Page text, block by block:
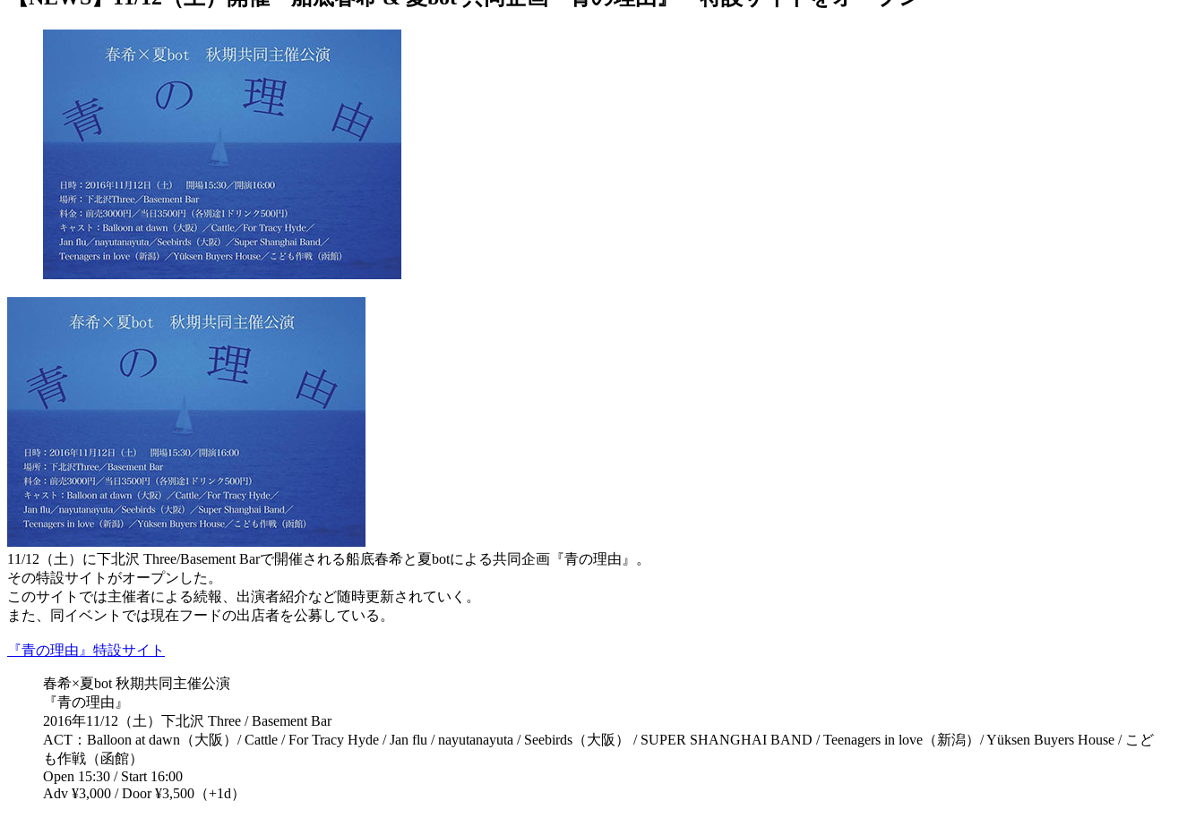
11/12（土）に下北沢 Three/Basement Barで開催される船底春希と夏botによる共同企画『青の理由』。
その特設サイトがオープンした。
このサイトでは主催者による続報、出演者紹介など随時更新されていく。
また、同イベントでは現在フードの出店者を公募している。
『青の理由』特設サイト
春希×夏bot 秋期共同主催公演
『青の理由』
2016年11/12（土）下北沢 Three / Basement Bar
ACT：Balloon at dawn（大阪）/ Cattle / For Tracy Hyde / Jan flu / nayutanayuta / Seebirds（大阪） / SUPER SHANGHAI BAND / Teenagers in love（新潟）/ Yüksen Buyers House / こど
も作戦（函館）
Open 15:30 / Start 16:00
Adv ¥3,000 / Door ¥3,500（+1d）